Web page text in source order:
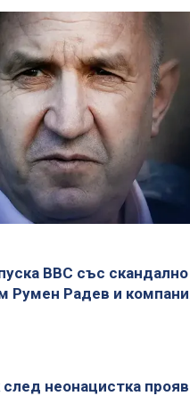
ВВС със скандално
Румен Радев и
неонацистка